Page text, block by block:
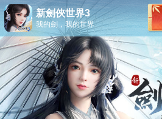
新劍俠世界3
我的劍，我的世界